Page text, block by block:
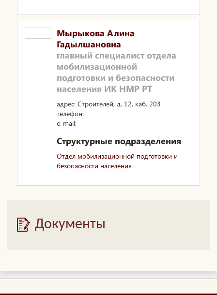
Мырыкова Алина
Гадылшановна
главный специалист отдела
мобилизационной
подготовки и безопасности
населения ИК НМР РТ
адрес: Строителей, д. 12, каб. 203
телефон:
e-mail:
Структурные подразделения
Отдел мобилизационной подготовки и
безопасности населения
Документы